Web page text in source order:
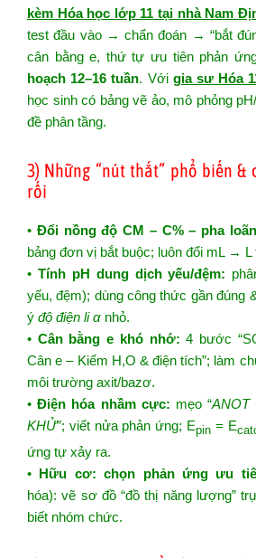
kèm Hóa học lớp 11 tại nhà Nam
test đầu vào → chẩn đoán → “bắt
cân bằng e, thứ tự ưu tiên phản
hoạch 12–16 tuần. Với gia sư Hóa
học sinh có bảng vẽ ảo, mô phỏng
đề phân tầng.
3) Những “nút thắt” phổ biến &
rối
• Đổi nồng độ CM – C% – pha
bảng đơn vị bắt buộc; luôn đổi mL →
• Tính pH dung dịch yếu/đệm:
yếu, đệm); dùng công thức gần đúng
ý độ điện li α nhỏ.
• Cân bằng e khó nhớ: 4 bước
Cân e – Kiểm H,O & điện tích”; làm
môi trường axit/bazơ.
•Điện hóa nhầm cực: mẹo “ANOT
KHỬ”; viết nửa phản ứng; Epin = E
ứng tự xảy ra.
• Hữu cơ: chọn phản ứng ưu
hóa): vẽ sơ đồ “đồ thị năng lượng”
biết nhóm chức.